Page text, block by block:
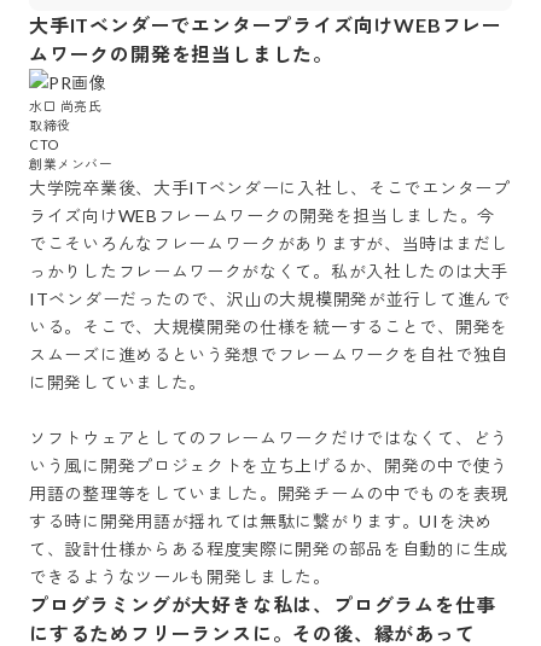
大手ITベンダーでエンタープライズ向けWEBフレー
ムワークの開発を担当しました。
水口 尚亮氏
取締役
CTO
創業メンバー
大学院卒業後、大手ITベンダーに入社し、そこでエンタープ
ライズ向けWEBフレームワークの開発を担当しました。今
でこそいろんなフレームワークがありますが、当時はまだし
っかりしたフレームワークがなくて。私が入社したのは大手
ITベンダーだったので、沢山の大規模開発が並行して進んで
いる。そこで、大規模開発の仕様を統一することで、開発を
スムーズに進めるという発想でフレームワークを自社で独自
に開発していました。
ソフトウェアとしてのフレームワークだけではなくて、どう
いう風に開発プロジェクトを立ち上げるか、開発の中で使う
用語の整理等をしていました。開発チームの中でものを表現
する時に開発用語が揺れては無駄に繋がります。UIを決め
て、設計仕様からある程度実際に開発の部品を自動的に生成
できるようなツールも開発しました。
プログラミングが大好きな私は、プログラムを仕事
にするためフリーランスに。その後、縁があって